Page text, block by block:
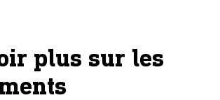
plus sur les